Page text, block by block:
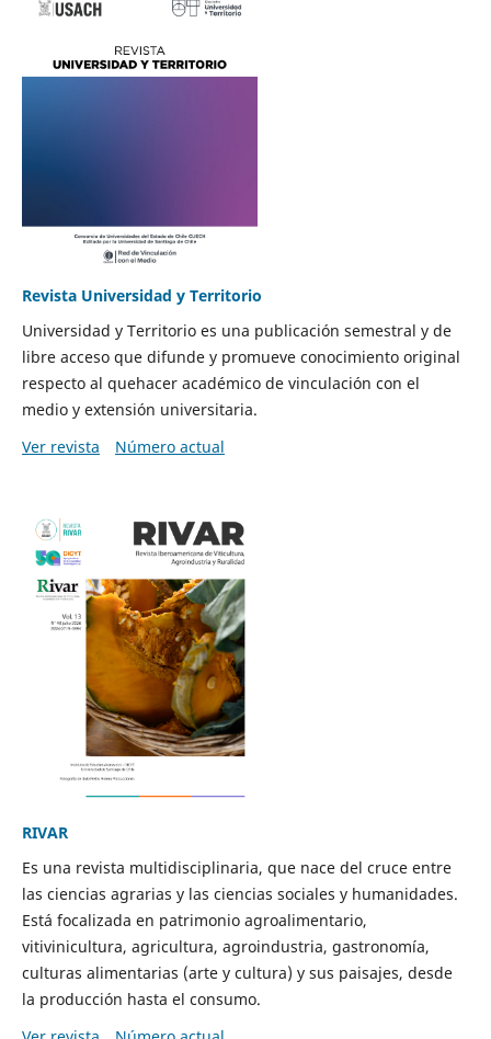
Revista Universidad y Territorio
Universidad y Territorio es una publicación semestral y de
libre acceso que difunde y promueve conocimiento original
respecto al quehacer académico de vinculación con el
medio y extensión universitaria.
Ver revista
Número actual
RIVAR
Es una revista multidisciplinaria, que nace del cruce entre
las ciencias agrarias y las ciencias sociales y humanidades.
Está focalizada en patrimonio agroalimentario,
vitivinicultura, agricultura, agroindustria, gastronomía,
culturas alimentarias (arte y cultura) y sus paisajes, desde
la producción hasta el consumo.